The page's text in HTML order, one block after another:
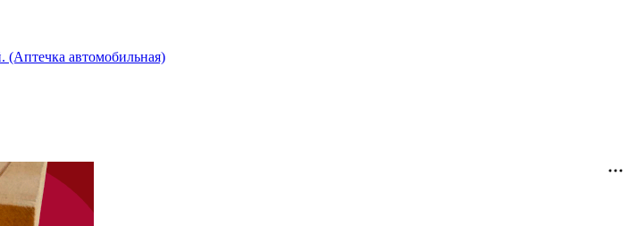
автомобильная)